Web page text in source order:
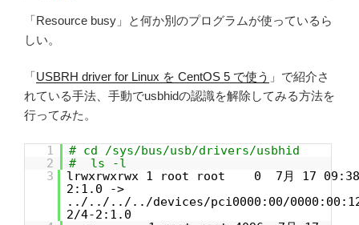
「Resource busy」と何か別のプログラムが使っているら
しい。
「USBRH driver for Linux を CentOS 5 で使う 」で紹介さ
れている手法、手動でusbhidの認識を解除してみる方法を
行ってみた。
1
# cd /sys/bus/usb/drivers/usbhid
2
# ls -l
3
lrwxrwxrwx 1 root root 0 7月 17 09:38
2:1.0 ->
../../../../devices/pci0000:00/
2/4-2:1.0